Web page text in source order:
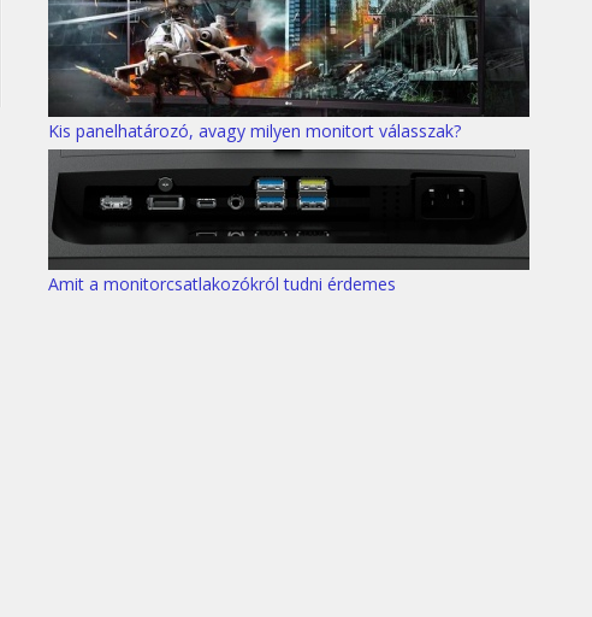
Kis panelhatározó, avagy milyen monitort válasszak?
Amit a monitorcsatlakozókról tudni érdemes